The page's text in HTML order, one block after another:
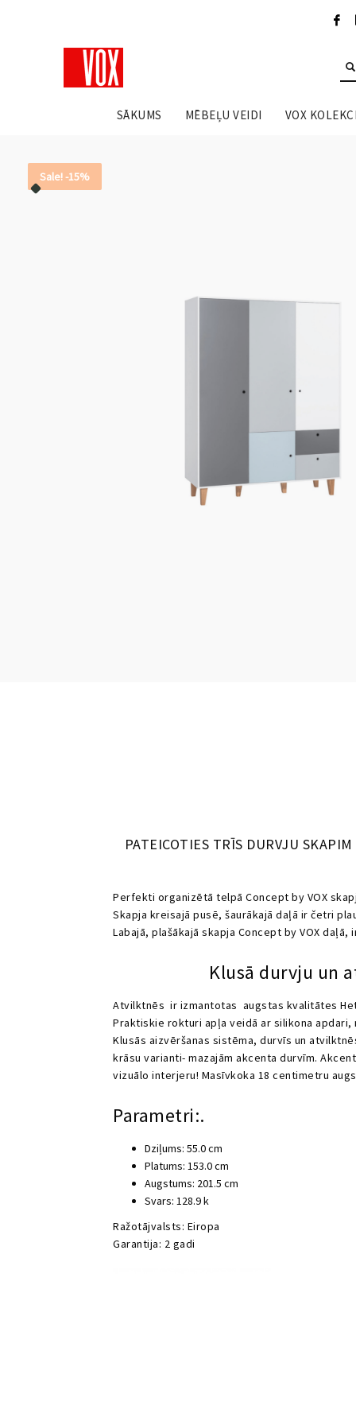
SĀKUMS MĒBEĻU VEIDI VOX
Sale! -15%
PATEICOTIES TRĪS DURVJU
Perfekti organizētā telpā Concept by VOX
Skapja kreisajā pusē, šaurākajā daļā ir četri
Labajā, plašākajā skapja Concept by VOX
Klusā durvju un
Atvilktnēs ir izmantotas augstas kvalitātes
Praktiskie rokturi apļa veidā ar silikona
Klusās aizvēršanas sistēma, durvīs un
krāsu varianti- mazajām akcenta durvīm.
vizuālo interjeru! Masīvkoka 18 centimetru
Parametri:.
Dziļums: 55.0 cm
Platums: 153.0 cm
Augstums: 201.5 cm
Svars: 128.9 k
Ražotājvalsts: Eiropa
Garantija: 2 gadi